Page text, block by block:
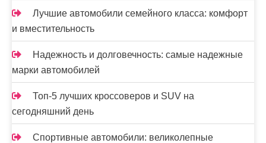
Лучшие автомобили семейного класса: комфорт
и вместительность
Надежность и долговечность: самые надежные
марки автомобилей
Топ-5 лучших кроссоверов и SUV на
сегодняшний день
Спортивные автомобили: великолепные